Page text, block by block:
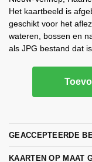
Het kaartbeeld is
geschikt voor het
wateren, bossen en
als JPG bestand dat
GEACCEPTEERDE
KAARTEN OP MAAT